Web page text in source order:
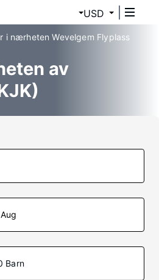
USD
i nærheten Wevelgem Flyplass
av
Barn